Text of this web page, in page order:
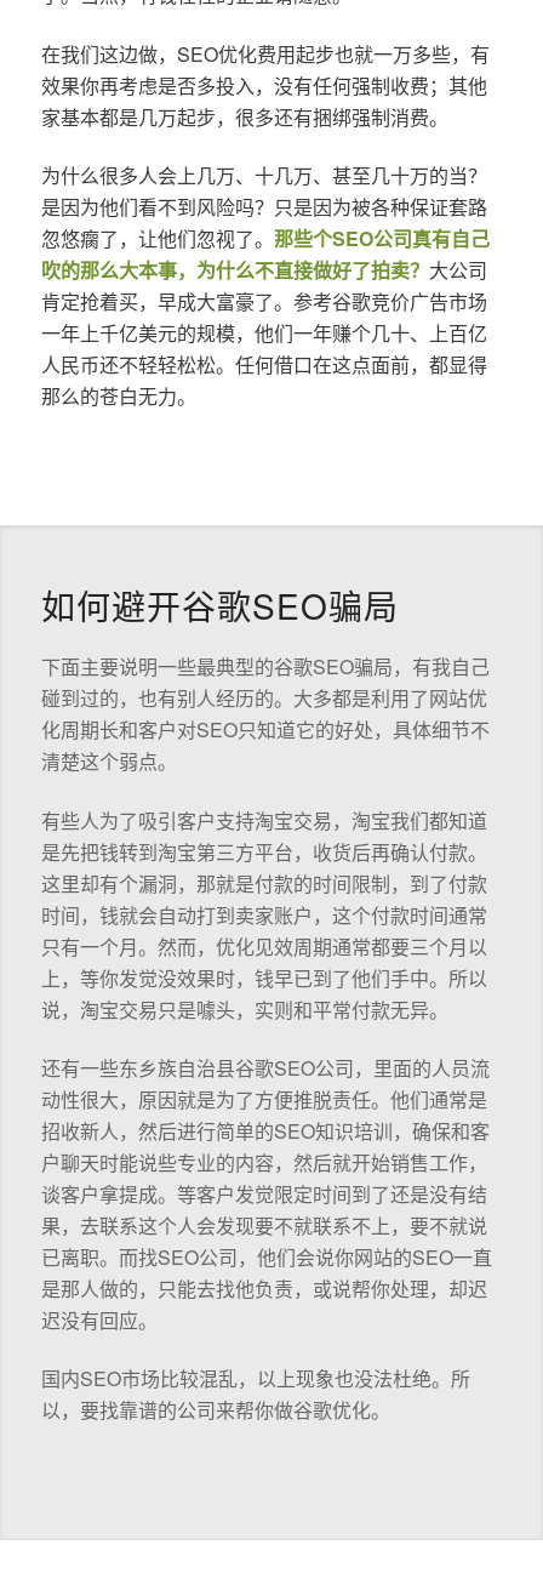
在我们这边做，SEO优化费用起步也就一万多些，有
效果你再考虑是否多投入，没有任何强制收费；其他
家基本都是几万起步，很多还有捆绑强制消费。
为什么很多人会上几万、十几万、甚至几十万的当？
是因为他们看不到风险吗？只是因为被各种保证套路
忽悠瘸了，让他们忽视了。 那些个SEO公司真有自己
吹的那么大本事，为什么不直接做好了拍卖？ 大公司
肯定抢着买，早成大富豪了。参考谷歌竞价广告市场
一年上千亿美元的规模，他们一年赚个几十、上百亿
人民币还不轻轻松松。任何借口在这点面前，都显得
那么的苍白无力。
如何避开谷歌SEO骗局
下面主要说明一些最典型的谷歌SEO骗局，有我自己
碰到过的，也有别人经历的。大多都是利用了网站优
化周期长和客户对SEO只知道它的好处，具体细节不
清楚这个弱点。
有些人为了吸引客户支持淘宝交易，淘宝我们都知道
是先把钱转到淘宝第三方平台，收货后再确认付款。
这里却有个漏洞，那就是付款的时间限制，到了付款
时间，钱就会自动打到卖家账户，这个付款时间通常
只有一个月。然而，优化见效周期通常都要三个月以
上，等你发觉没效果时，钱早已到了他们手中。所以
说，淘宝交易只是噱头，实则和平常付款无异。
还有一些东乡族自治县谷歌SEO公司，里面的人员流
动性很大，原因就是为了方便推脱责任。他们通常是
招收新人，然后进行简单的SEO知识培训，确保和客
户聊天时能说些专业的内容，然后就开始销售工作，
谈客户拿提成。等客户发觉限定时间到了还是没有结
果，去联系这个人会发现要不就联系不上，要不就说
已离职。而找SEO公司，他们会说你网站的SEO一直
是那人做的，只能去找他负责，或说帮你处理，却迟
迟没有回应。
国内SEO市场比较混乱，以上现象也没法杜绝。所
以，要找靠谱的公司来帮你做谷歌优化。